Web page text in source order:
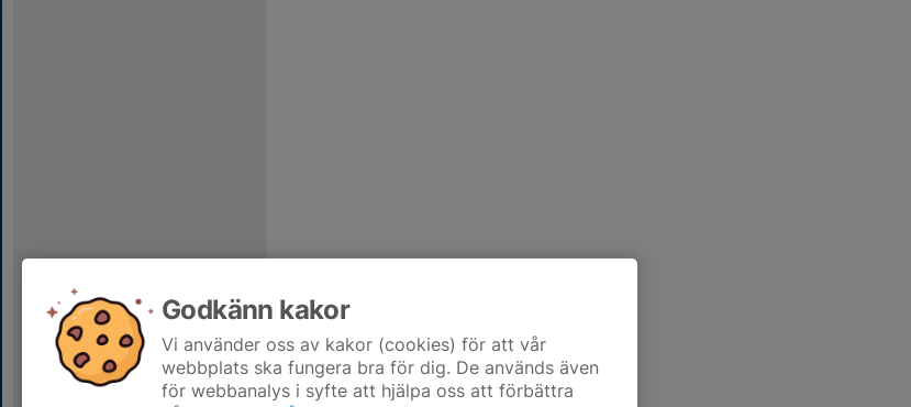
Godkänn kakor
Vi använder oss av kakor (cookies) för att vår
webbplats ska fungera bra för dig. De används även
för webbanalys i syfte att hjälpa oss att förbättra